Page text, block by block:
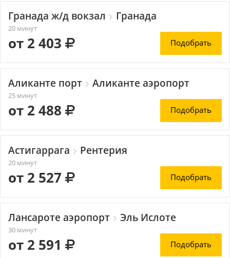
Гранада ж/д вокзал Гранада
20 минут
от 2 403 Подобрать
Аликанте порт Аликанте аэропорт
25 минут
от 2 488 Подобрать
Астигаррага Рентерия
20 минут
от 2 527 Подобрать
Лансароте аэропорт Эль Ислоте
30 минут
от 2 591 Подобрать